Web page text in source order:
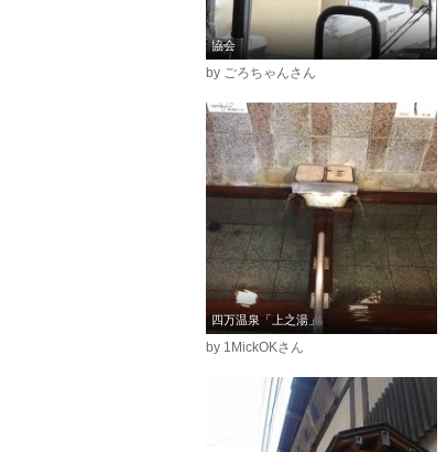
協会
by ごろちゃんさん
四万温泉「上之湯」
by 1MickOKさん